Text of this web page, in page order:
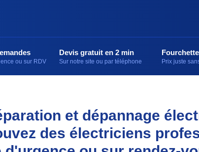
ou sur RDV
Devis gratuit en 2 min
Sur notre site ou par téléphone Prix juste
et dépannage
des électriciens